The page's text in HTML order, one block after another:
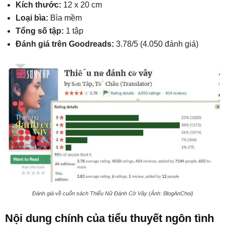
Kích thước: 12 x 20 cm
Loại bìa: Bìa mềm
Tổng số tập: 1 tập
Đánh giá trên Goodreads: 3.78/5 (4.050 đánh giá)
Đánh giá về cuốn sách Thiếu Nữ Đánh Cờ Vây (Ảnh: BlogAnChoi)
Nội dung chính của tiểu thuyết ngôn tình